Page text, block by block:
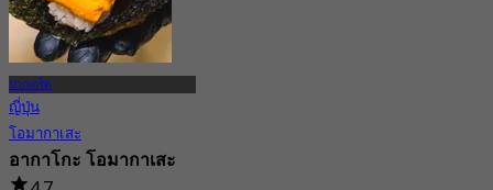
ปากเกร็ด
ญี่ปุ่น
โอมากาเสะ
อากาโกะ โอมากาเสะ